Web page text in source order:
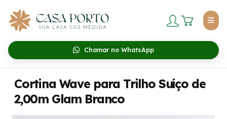
Chamar no WhatsApp
Cortina Wave para Trilho Suíço de
2,00m Glam Branco